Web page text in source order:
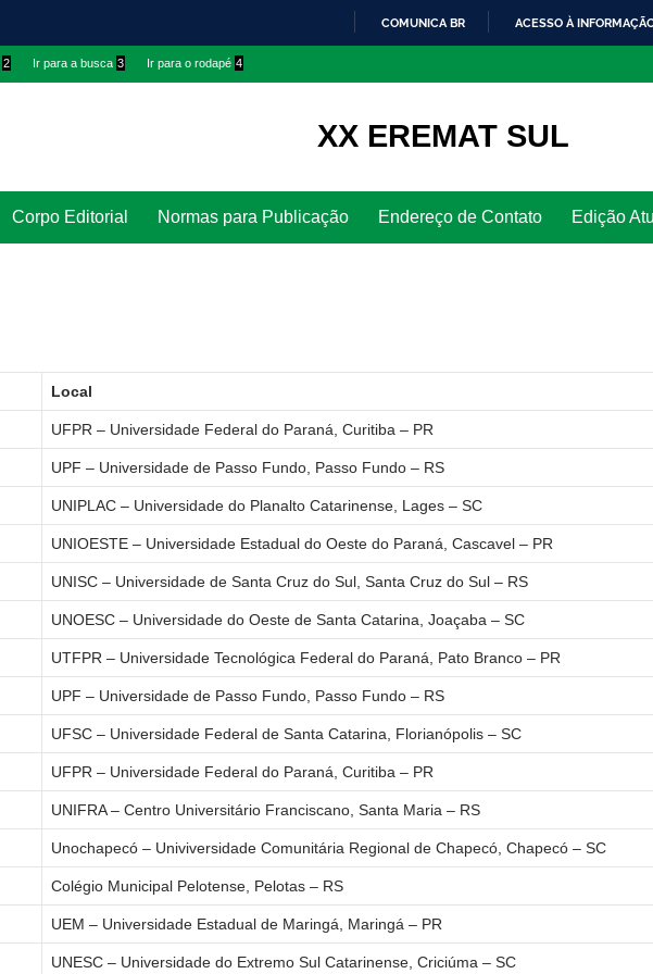
O
COMUNICA BR ACESSO À
2 Ir para a busca 3 Ir para o rodapé 4
XX EREMAT SUL
Corpo Editorial Normas para Publicação Endereço de Contato Edição
Local
UFPR – Universidade Federal do Paraná, Curitiba – PR
UPF – Universidade de Passo Fundo, Passo Fundo – RS
UNIPLAC – Universidade do Planalto Catarinense, Lages – SC
UNIOESTE – Universidade Estadual do Oeste do Paraná, Cascavel – PR
UNISC – Universidade de Santa Cruz do Sul, Santa Cruz do Sul – RS
UNOESC – Universidade do Oeste de Santa Catarina, Joaçaba – SC
UTFPR – Universidade Tecnológica Federal do Paraná, Pato Branco – PR
UPF – Universidade de Passo Fundo, Passo Fundo – RS
UFSC – Universidade Federal de Santa Catarina, Florianópolis – SC
UFPR – Universidade Federal do Paraná, Curitiba – PR
UNIFRA – Centro Universitário Franciscano, Santa Maria – RS
Unochapecó – Univiversidade Comunitária Regional de Chapecó, Chapecó – SC
Colégio Municipal Pelotense, Pelotas – RS
UEM – Universidade Estadual de Maringá, Maringá – PR
UNESC – Universidade do Extremo Sul Catarinense, Criciúma – SC